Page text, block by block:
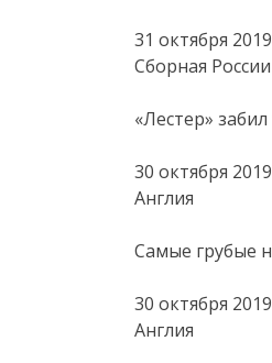
31 октября 2019
Сборная России
«Лестер»
30 октября 2019
Англия
Самые грубые
30 октября 2019
Англия